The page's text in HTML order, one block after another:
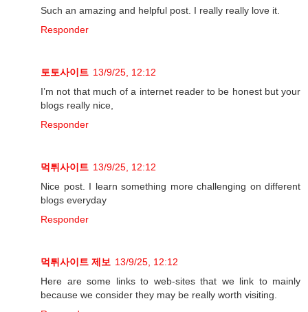
Such an amazing and helpful post. I really really love it.
Responder
토토사이트 13/9/25, 12:12
I’m not that much of a internet reader to be honest but your
blogs really nice,
Responder
먹튀사이트 13/9/25, 12:12
Nice post. I learn something more challenging on different
blogs everyday
Responder
먹튀사이트 제보 13/9/25, 12:12
Here are some links to web-sites that we link to mainly
because we consider they may be really worth visiting.